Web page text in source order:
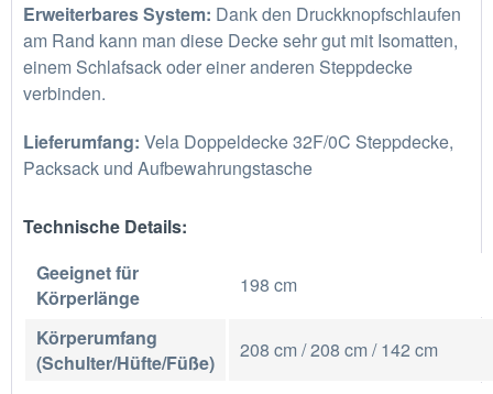
Erweiterbares System: Dank den Druckknopfschlaufen
am Rand kann man diese Decke sehr gut mit Isomatten,
einem Schlafsack oder einer anderen Steppdecke
verbinden.
Lieferumfang: Vela Doppeldecke 32F/0C Steppdecke,
Packsack und Aufbewahrungstasche
Technische Details:
Geeignet für
Körperlänge
198 cm
Körperumfang
(Schulter/Hüfte/Füße)
208 cm / 208 cm / 142 cm